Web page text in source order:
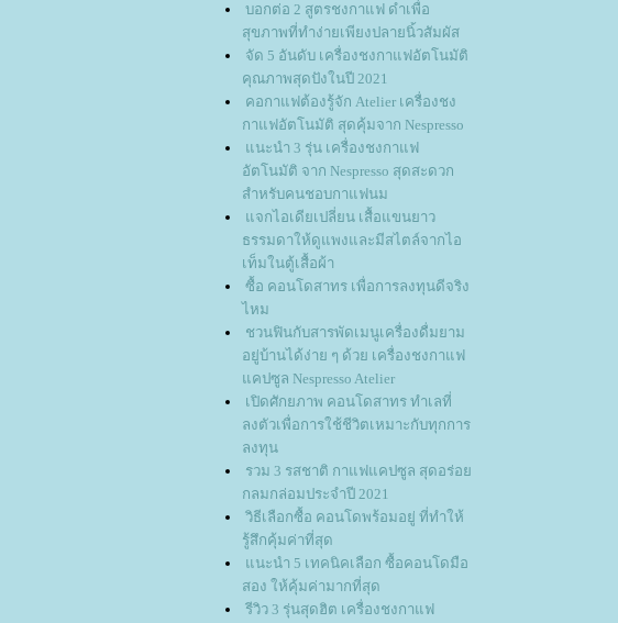
บอกต่อ 2 สูตรชงกาแฟ ดำเพื่อ
สุขภาพที่ทำง่ายเพียงปลายนิ้วสัมผัส
จัด 5 อันดับ เครื่องชงกาแฟอัตโนมัติ
คุณภาพสุดปังในปี 2021
คอกาแฟต้องรู้จัก Atelier เครื่องชง
กาแฟอัตโนมัติ สุดคุ้มจาก Nespresso
นะนำ 3 รุ่น เครื่องชงกาแฟ
อัตโนมัติ จาก Nespresso สุดสะดวก
สำหรับคนชอบกาแฟนม
จกไอเดียเปลี่ยน เสื้อแขนยาว
ธรรมดาให้ดูแพงและมีสไตล์จากไอ
เท็มในตู้เสื้อผ้า
ซื้อ คอนโดสาทร เพื่อการลงทุนดีจริง
ไหม
ชวนฟินกับสารพัดเมนูเครื่องดื่มยาม
อยู่บ้านได้ง่าย ๆ ด้วย เครื่องชงกาแฟ
คปซูล Nespresso Atelier
เปิดศักยภาพ คอนโดสาทร ทำเลที่
ลงตัวเพื่อการใช้ชีวิตเหมาะกับทุกการ
ลงทุน
รวม 3 รสชาติ กาแฟแคปซูล สุดอร่อ
กลมกล่อมประจำปี 2021
วิธีเลือกซื้อ คอนโดพร้อมอยู่ ที่ทำให้
รู้สึกคุ้มค่าที่สุด
นะนำ 5 เทคนิคเลือก ซื้อคอนโดมือ
สอง ให้คุ้มค่ามากที่สุด
รีวิว 3 รุ่นสุดฮิต เครื่องชงกาแฟ